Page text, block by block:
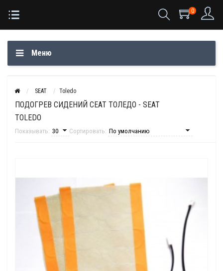
0
Меню
SEAT Toledo
ПОДОГРЕВ СИДЕНИЙ СЕАТ ТОЛЕДО - SEAT
TOLEDO
Показывать: Сортировать: